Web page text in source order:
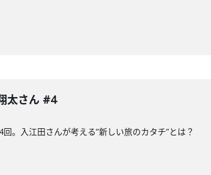
太さん #4
。入江田さんが考える”新しい旅のカタチ”とは？